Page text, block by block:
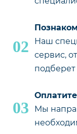
02
Наш
сервис,
03
Мы